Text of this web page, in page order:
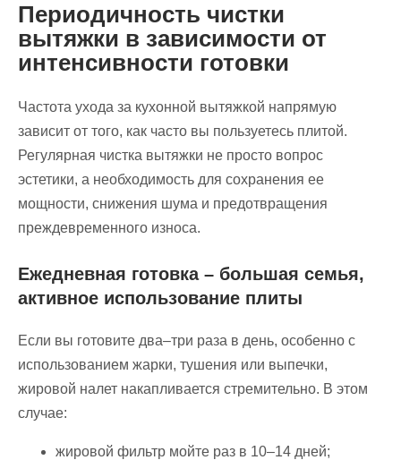
Периодичность чистки
вытяжки в зависимости от
интенсивности готовки
Частота ухода за кухонной вытяжкой напрямую
зависит от того, как часто вы пользуетесь плитой.
Регулярная чистка вытяжки не просто вопрос
эстетики, а необходимость для сохранения ее
мощности, снижения шума и предотвращения
преждевременного износа.
Ежедневная готовка – большая семья,
активное использование плиты
Если вы готовите два–три раза в день, особенно с
использованием жарки, тушения или выпечки,
жировой налет накапливается стремительно. В этом
случае:
жировой фильтр мойте раз в 10–14 дней;